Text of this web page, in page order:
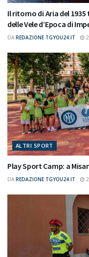
Il ritorno di Aria del
delle Vele d’Epoca di
DA REDAZIONE TGYOU24.IT
ALTRI SPORT
Play Sport Camp: a
DA REDAZIONE TGYOU24.IT